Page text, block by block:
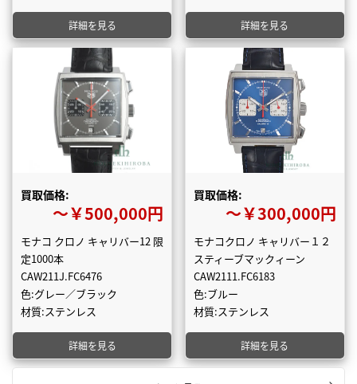
詳細を見る 詳細を見る
買取価格:
〜￥500,000円
モナコ クロノ キャリバー12 限
定1000本
CAW211J.FC6476
色:グレー／ブラック
材質:ステンレス
詳細を見る
買取価格:
〜￥300,000円
モナコクロノ キャリバー１２
スティーブマックィーン
CAW2111.FC6183
色:ブルー
材質:ステンレス
詳細を見る